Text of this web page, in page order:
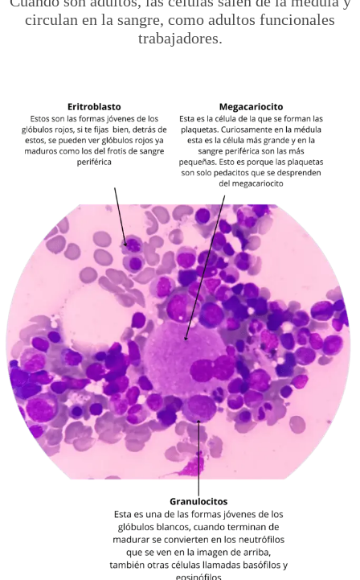
circulan en la sangre, como adultos funcionales
trabajadores.